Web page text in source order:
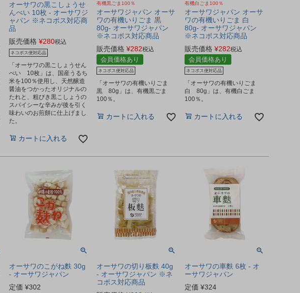
オーサワの黒こしょうせ
んべい 10枚 - オーサワジ
ャパン ※ネコポス対応商
品
販売価格 ¥280税込
ネコポス便対応品
「オーサワの黒こしょうせん
べい 10枚」は、国産うるち
米を100％使用し、天然醸造
醤油をつかったオリジナルの
たれと、粗びき黒こしょうの
スパイシーな辛みが後を引く
味わいのお煎餅に仕上げまし
た。
カートに入れる
有機黒ごま100％
オーサワジャパン オーサ
ワの有機いりごま 黒
80g- オーサワジャパン
※ネコポス対応商品
販売価格 ¥282税込
会員価格あり
ネコポス便対応品
「オーサワの有機いりごま
黒 80g」は、有機黒ごま
100％。
カートに入れる
有機白ごま100％
オーサワジャパン オーサ
ワの有機いりごま 白
80g- オーサワジャパン
※ネコポス対応商品
販売価格 ¥282税込
会員価格あり
ネコポス便対応品
「オーサワの有機いりごま
白 80g」は、有機白ごま
100％。
カートに入れる
オーサワのこがね麩 30g
- オーサワジャパン
定価 ¥302
オーサワの切り板麩 40g
- オーサワジャパン ※ネ
コポス対応商品
オーサワの車麩 6枚 - オ
ーサワジャパン
定価 ¥324